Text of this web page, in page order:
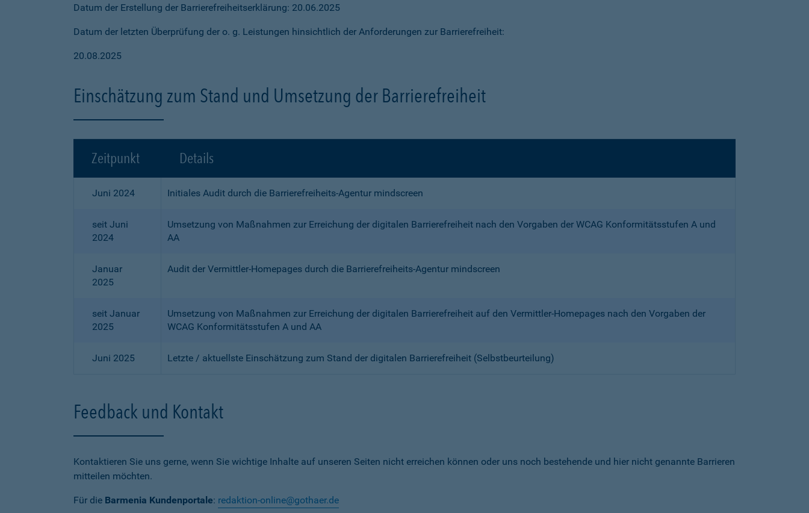
Datum der Erstellung der Barrierefreiheitserklärung: 20.06.2025
Datum der letzten Überprüfung der o. g. Leistungen hinsichtlich der Anforderungen zur Barrierefreiheit:
20.08.2025
Einschätzung zum Stand und Umsetzung der Barrierefreiheit
Zeitpunkt Details
Juni 2024 Initiales Audit durch die Barrierefreiheits-Agentur mindscreen
seit Juni
2024
Umsetzung von Maßnahmen zur Erreichung der digitalen Barrierefreiheit nach den Vorgaben der WCAG Konformitätsstufen A und
AA
Januar
2025
Audit der Vermittler-Homepages durch die Barrierefreiheits-Agentur mindscreen
seit Januar
2025
Umsetzung von Maßnahmen zur Erreichung der digitalen Barrierefreiheit auf den Vermittler-Homepages nach den Vorgaben der
WCAG Konformitätsstufen A und AA
Juni 2025 Letzte / aktuellste Einschätzung zum Stand der digitalen Barrierefreiheit (Selbstbeurteilung)
Feedback und Kontakt
Kontaktieren Sie uns gerne, wenn Sie wichtige Inhalte auf unseren Seiten nicht erreichen können oder uns noch bestehende und hier nicht genannte Barrieren
mitteilen möchten.
Für die Barmenia Kundenportale: redaktion-online@gothaer.de